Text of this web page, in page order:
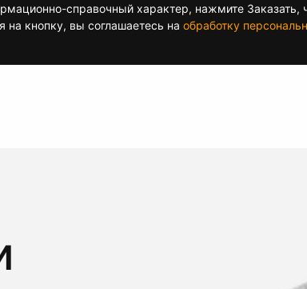
справочный характер, нажмите Заказать,
кнопку, вы соглашаетесь на обработку